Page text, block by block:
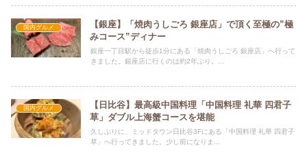
国内グルメ
【銀座】「焼肉うしごろ 銀座店」で頂く至極の”極
みコース”ディナー
銀座一丁目駅から徒歩1分にある「焼肉うしごろ 銀座店」へ行って
きました。銀座店に行くのは約2年ぶり。...
国内グルメ
【日比谷】最高級中国料理「中国料理 礼華 四君子
草」ダブル上海蟹コースを堪能
久しぶりに、ミッドタウン日比谷3Fにある「中国料理 礼華 四君子
草」へ行ってきました。少し前になりま...